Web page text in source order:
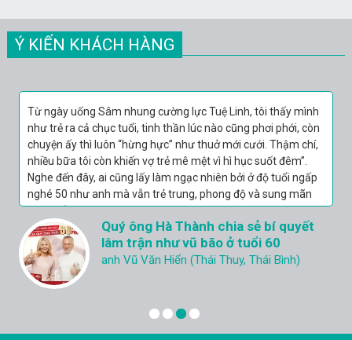
Ý KIẾN KHÁCH HÀNG
Từ ngày uống Sâm nhung cường lực Tuệ Linh, tôi thấy mình
như trẻ ra cả chục tuổi, tinh thần lúc nào cũng phơi phới, còn
chuyện ấy thì luôn “hừng hực” như thuở mới cưới. Thậm chí,
nhiều bữa tôi còn khiến vợ trẻ mê mệt vì hì hục suốt đêm”.
Nghe đến đây, ai cũng lấy làm ngạc nhiên bởi ở độ tuổi ngấp
nghé 50 như anh mà vẫn trẻ trung, phong độ và sung mãn
như thế thì đúng là có 1 không 2.
Quý ông Hà Thành chia sẻ bí quyết
lâm trận như vũ bão ở tuổi 60
anh Vũ Văn Hiển (Thái Thuy, Thái Bình)